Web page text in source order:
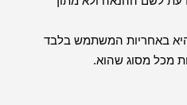
באחריות המשתמש בלבד
מכל מסוג שהוא.